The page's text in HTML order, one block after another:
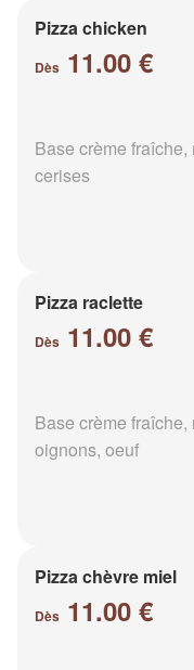
Pizza chicken
Dès 11.00 €
Base crème
cerises
Pizza raclette
Dès 11.00 €
Base crème
oignons, oeuf
Pizza chèvre miel
Dès 11.00 €